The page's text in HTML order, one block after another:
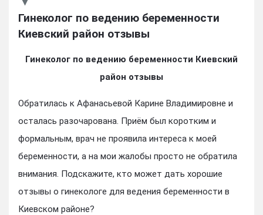
Гинеколог по ведению беременности
Киевский район отзывы
Гинеколог по ведению беременности Киевский
район отзывы
Обратилась к Афанасьевой Карине Владимировне и
осталась разочарована. Приём был коротким и
формальным, врач не проявила интереса к моей
беременности, а на мои жалобы просто не обратила
внимания. Подскажите, кто может дать хорошие
отзывы о гинекологе для ведения беременности в
Киевском районе?